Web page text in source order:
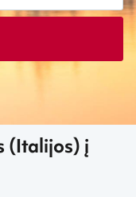
(Italijos) į